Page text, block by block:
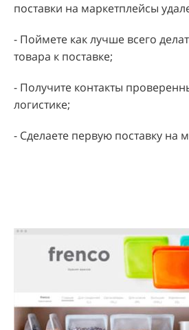
поставки на маркетплейсы
- Поймете как лучше всего
товара к поставке;
- Получите контакты
логистике;
- Сделаете первую поставку на